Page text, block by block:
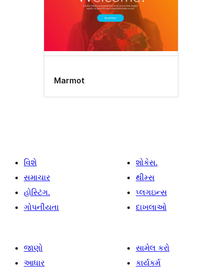
Marmot
વિશે
સમાચાર
હોસ્ટિંગ.
ગોપનીયતા
શોકેસ.
થીમ્સ
પ્લગઇન્સ
દાખલાઓ
જાણો
આધાર
સામેલ કરો
કાર્યકર્મ